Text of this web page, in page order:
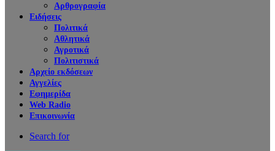
Αρθρογραφία
Ειδήσεις
Πολιτικά
Αθλητικά
Αγροτικά
Πολιτιστικά
Αρχείο εκδόσεων
Αγγελίες
Εφημερίδα
Web Radio
Επικοινωνία
Search for